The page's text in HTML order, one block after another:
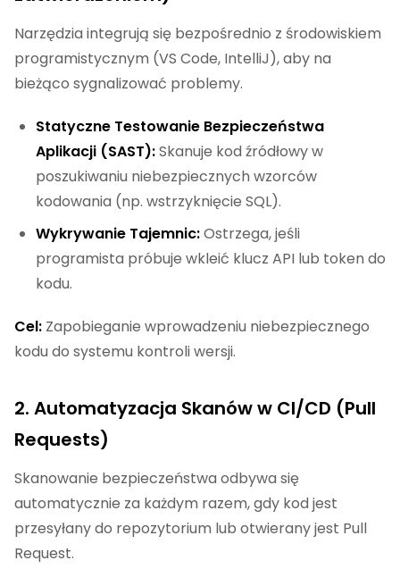
Narzędzia integrują się bezpośrednio z środowiskiem
programistycznym (VS Code, IntelliJ), aby na
bieżąco sygnalizować problemy.
Statyczne Testowanie Bezpieczeństwa
Aplikacji (SAST):Skanuje kod źródłowy w
poszukiwaniu niebezpiecznych wzorców
kodowania (np. wstrzyknięcie SQL).
Wykrywanie Tajemnic:Ostrzega, jeśli
programista próbuje wkleić klucz API lub token do
kodu.
Cel: Zapobieganie wprowadzeniu niebezpiecznego
kodu do systemu kontroli wersji.
2. Automatyzacja Skanów w CI/CD (Pull
Requests)
Skanowanie bezpieczeństwa odbywa się
automatycznie za każdym razem, gdy kod jest
przesyłany do repozytorium lub otwierany jest Pull
Request.